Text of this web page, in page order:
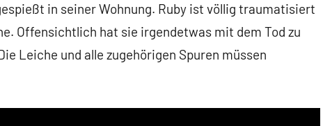
in seiner Wohnung. Ruby ist völlig traumatisiert
Offensichtlich hat sie irgendetwas mit dem Tod zu
Leiche und alle zugehörigen Spuren müssen